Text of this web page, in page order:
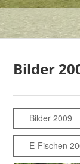
Bilder
Bilder 2009
E-Fischen